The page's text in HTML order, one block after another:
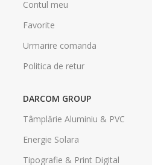
Contul meu
Favorite
Urmarire comanda
Politica de retur
DARCOM GROUP
Tâmplărie Aluminiu & PVC
Energie Solara
Tipografie & Print Digital